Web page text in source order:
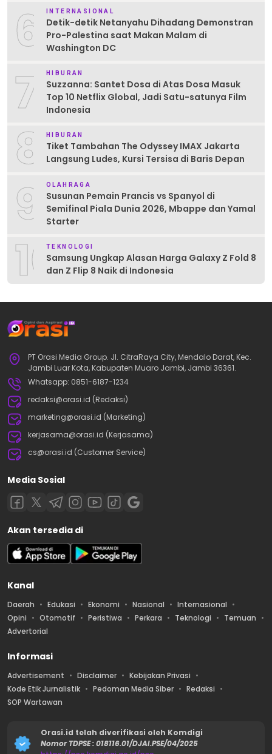
6 INTERNASIONAL
Detik-detik Netanyahu Dihadang Demonstran
Pro-Palestina saat Makan Malam di
Washington DC
7 HIBURAN
Suzzanna: Santet Dosa di Atas Dosa Masuk
Top 10 Netflix Global, Jadi Satu-satunya Film
Indonesia
8 HIBURAN
Tiket Tambahan The Odyssey IMAX Jakarta
Langsung Ludes, Kursi Tersisa di Baris Depan
9 OLAHRAGA
Susunan Pemain Prancis vs Spanyol di
Semifinal Piala Dunia 2026, Mbappe dan Yamal
Starter
10TEKNOLOGI
Samsung Ungkap Alasan Harga Galaxy Z Fold 8
dan Z Flip 8 Naik di Indonesia
PT Orasi Media Group. Jl. CitraRaya City, Mendalo Darat, Kec.
Jambi Luar Kota, Kabupaten Muaro Jambi, Jambi 36361.
Whatsapp: 0851-6187-1234
redaksi@orasi.id (Redaksi)
marketing@orasi.id (Marketing)
kerjasama@orasi.id (Kerjasama)
cs@orasi.id (Customer Service)
Media Sosial
Akan tersedia di
Kanal
Daerah Edukasi Ekonomi Nasional
Internasional
Opini
Otomotif Peristiwa Perkara Teknologi
Temuan
Advertorial
Informasi
Advertisement Disclaimer
Kebijakan Privasi
Kode Etik Jurnalistik
Pedoman Media Siber
Redaksi
SOP Wartawan
Orasi.id telah diverifikasi oleh Komdigi
Nomor TDPSE : 018116.01/DJAI.PSE/04/2025